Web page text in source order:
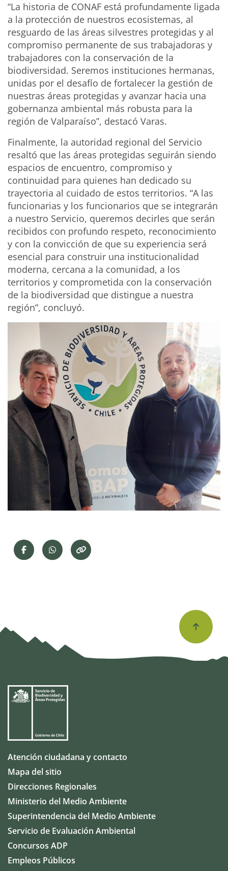
“La historia de CONAF está profundamente ligada
a la protección de nuestros ecosistemas, al
resguardo de las áreas silvestres protegidas y al
compromiso permanente de sus trabajadoras y
trabajadores con la conservación de la
biodiversidad. Seremos instituciones hermanas,
unidas por el desafío de fortalecer la gestión de
nuestras áreas protegidas y avanzar hacia una
gobernanza ambiental más robusta para la
región de Valparaíso”, destacó Varas.
Finalmente, la autoridad regional del Servicio
resaltó que las áreas protegidas seguirán siendo
espacios de encuentro, compromiso y
continuidad para quienes han dedicado su
trayectoria al cuidado de estos territorios. “A las
funcionarias y los funcionarios que se integrarán
a nuestro Servicio, queremos decirles que serán
recibidos con profundo respeto, reconocimiento
y con la convicción de que su experiencia será
esencial para construir una institucionalidad
moderna, cercana a la comunidad, a los
territorios y comprometida con la conservación
de la biodiversidad que distingue a nuestra
región”, concluyó.
Atención ciudadana y contacto
Mapa del sitio
Direcciones Regionales
Ministerio del Medio Ambiente
Superintendencia del Medio Ambiente
Servicio de Evaluación Ambiental
Concursos ADP
Empleos Públicos